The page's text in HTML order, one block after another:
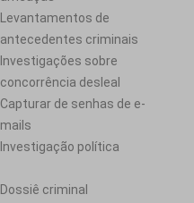
Levantamentos de
antecedentes criminais
Investigações sobre
concorrência desleal
Capturar de senhas de e-
mails
Investigação política
Dossiê criminal